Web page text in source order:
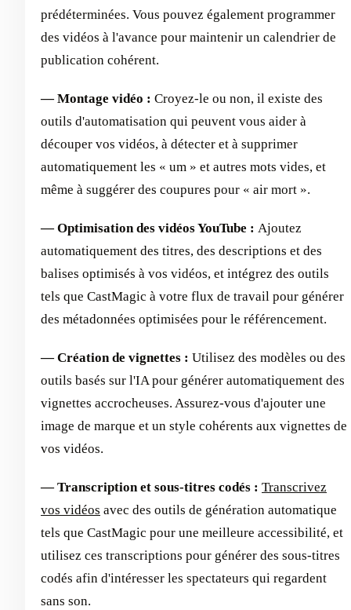
prédéterminées. Vous pouvez également programmer
des vidéos à l'avance pour maintenir un calendrier de
publication cohérent.
— Montage vidéo : Croyez-le ou non, il existe des
outils d'automatisation qui peuvent vous aider à
découper vos vidéos, à détecter et à supprimer
automatiquement les « um » et autres mots vides, et
même à suggérer des coupures pour « air mort ».
— Optimisation des vidéos YouTube : Ajoutez
automatiquement des titres, des descriptions et des
balises optimisés à vos vidéos, et intégrez des outils
tels que CastMagic à votre flux de travail pour générer
des métadonnées optimisées pour le référencement.
— Création de vignettes : Utilisez des modèles ou des
outils basés sur l'IA pour générer automatiquement des
vignettes accrocheuses. Assurez-vous d'ajouter une
image de marque et un style cohérents aux vignettes de
vos vidéos.
— Transcription et sous-titres codés : Transcrivez
vos vidéos avec des outils de génération automatique
tels que CastMagic pour une meilleure accessibilité, et
utilisez ces transcriptions pour générer des sous-titres
codés afin d'intéresser les spectateurs qui regardent
sans son.